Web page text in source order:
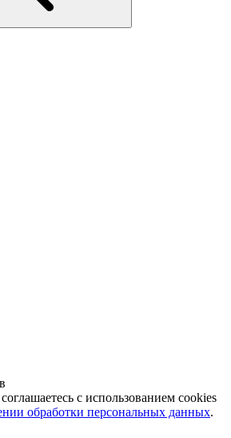
с использованием cookies
обработки персональных данных.